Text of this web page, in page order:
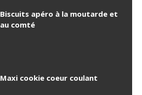
Biscuits apéro à la moutarde et
au comté
Maxi cookie coeur coulant